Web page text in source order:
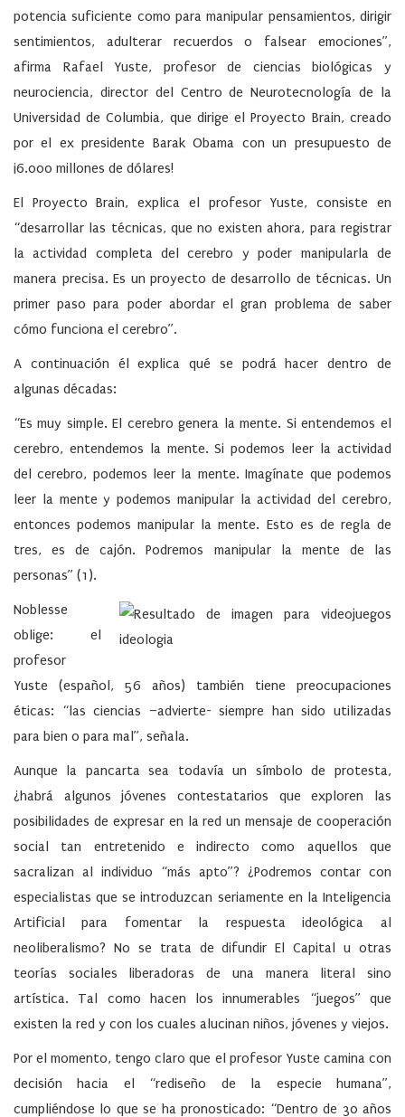
potencia suficiente como para manipular pensamientos, dirigir
sentimientos, adulterar recuerdos o falsear emociones”,
afirma Rafael Yuste, profesor de ciencias biológicas y
neurociencia, director del Centro de Neurotecnología de la
Universidad de Columbia, que dirige el Proyecto Brain, creado
por el ex presidente Barak Obama con un presupuesto de
¡6.000 millones de dólares!
El Proyecto Brain, explica el profesor Yuste, consiste en
“desarrollar las técnicas, que no existen ahora, para registrar
la actividad completa del cerebro y poder manipularla de
manera precisa. Es un proyecto de desarrollo de técnicas. Un
primer paso para poder abordar el gran problema de saber
cómo funciona el cerebro”.
A continuación él explica qué se podrá hacer dentro de
algunas décadas:
“Es muy simple. El cerebro genera la mente. Si entendemos el
cerebro, entendemos la mente. Si podemos leer la actividad
del cerebro, podemos leer la mente. Imagínate que podemos
leer la mente y podemos manipular la actividad del cerebro,
entonces podemos manipular la mente. Esto es de regla de
tres, es de cajón. Podremos manipular la mente de las
personas” (1).
Noblesse
oblige: el
profesor
Yuste (español, 56 años) también tiene preocupaciones
éticas: “las ciencias –advierte- siempre han sido utilizadas
para bien o para mal”, señala.
Aunque la pancarta sea todavía un símbolo de protesta,
¿habrá algunos jóvenes contestatarios que exploren las
posibilidades de expresar en la red un mensaje de cooperación
social tan entretenido e indirecto como aquellos que
sacralizan al individuo “más apto”? ¿Podremos contar con
especialistas que se introduzcan seriamente en la Inteligencia
Artificial para fomentar la respuesta ideológica al
neoliberalismo? No se trata de difundir El Capital u otras
teorías sociales liberadoras de una manera literal sino
artística. Tal como hacen los innumerables “juegos” que
existen la red y con los cuales alucinan niños, jóvenes y viejos.
Por el momento, tengo claro que el profesor Yuste camina con
decisión hacia el “rediseño de la especie humana”,
cumpliéndose lo que se ha pronosticado: “Dentro de 30 años